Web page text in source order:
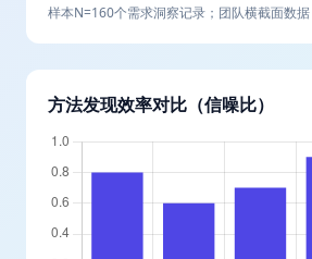
样本N=160个需求洞察记录；团队横截面数据
方法发现效率对比（信噪比）